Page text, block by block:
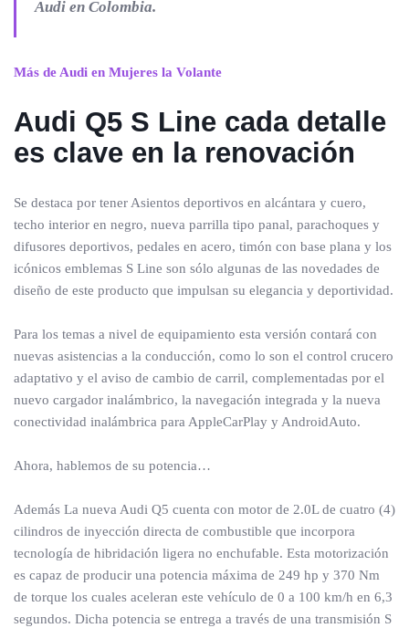
Audi en Colombia.
Más de Audi en Mujeres la Volante
Audi Q5 S Line cada detalle
es clave en la renovación
Se destaca por tener Asientos deportivos en alcántara y cuero,
techo interior en negro, nueva parrilla tipo panal, parachoques y
difusores deportivos, pedales en acero, timón con base plana y los
icónicos emblemas S Line son sólo algunas de las novedades de
diseño de este producto que impulsan su elegancia y deportividad.
Para los temas a nivel de equipamiento esta versión contará con
nuevas asistencias a la conducción, como lo son el control crucero
adaptativo y el aviso de cambio de carril, complementadas por el
nuevo cargador inalámbrico, la navegación integrada y la nueva
conectividad inalámbrica para AppleCarPlay y AndroidAuto.
Ahora, hablemos de su potencia…
Además La nueva Audi Q5 cuenta con motor de 2.0L de cuatro (4)
cilindros de inyección directa de combustible que incorpora
tecnología de hibridación ligera no enchufable. Esta motorización
es capaz de producir una potencia máxima de 249 hp y 370 Nm
de torque los cuales aceleran este vehículo de 0 a 100 km/h en 6,3
segundos. Dicha potencia se entrega a través de una transmisión S